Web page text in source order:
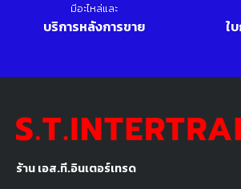
ร้าน เอส.ที.อินเตอร์เทรด
มีอะไหล่และ
บริการหลังการขาย ใ